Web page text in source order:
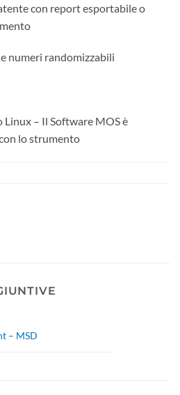
con report esportabile o
numeri randomizzabili
– Il Software MOS è
lo strumento
– MSD